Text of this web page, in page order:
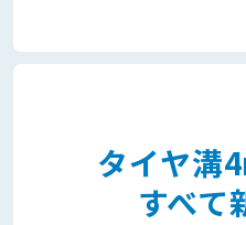
タイヤ溝
すべて